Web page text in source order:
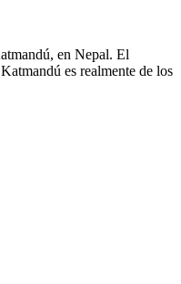
en Nepal. El
es realmente de los